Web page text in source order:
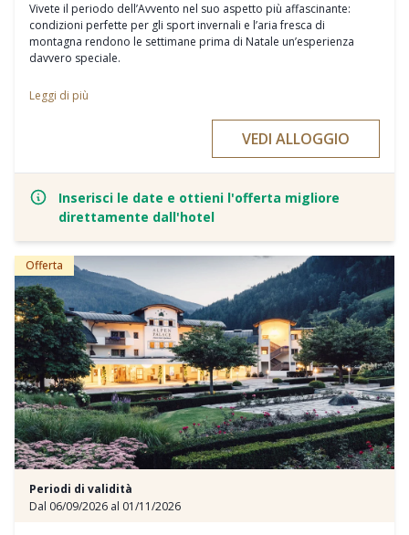
Vivete il periodo dell’Avvento nel suo aspetto più affascinante:
condizioni perfette per gli sport invernali e l’aria fresca di
montagna rendono le settimane prima di Natale un’esperienza
davvero speciale.
- 3 pernottamenti e la prestigiosa pensione 3/4-Mirabell Comfort
- arrivo possibile ogni giorno della settimana
- 1000 momenti di benessere nella nostra area Wellness, SPA &
Ayurveda
- da € 589,00 a persona
Leggi di più
VEDI ALLOGGIO
Inserisci le date e ottieni l'offerta migliore
direttamente dall'hotel
Offerta
Periodi di validità
Dal 06/09/2026 al 01/11/2026